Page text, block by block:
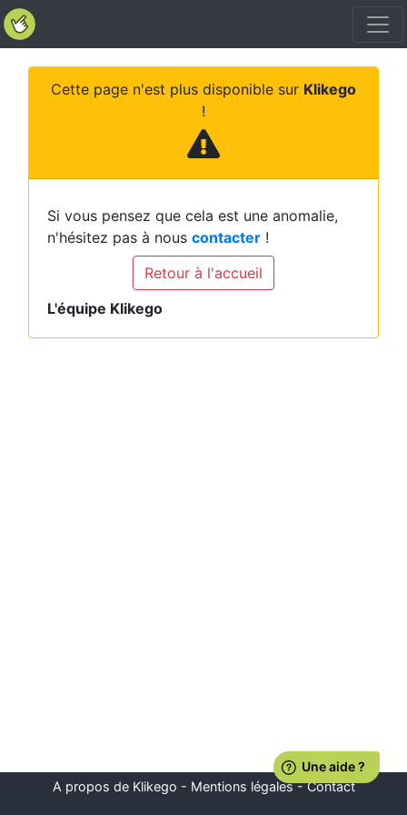
Cette page n'est plus disponible sur Klikego
!
Si vous pensez que cela est une anomalie,
n'hésitez pas à nous contacter !
Retour à l'accueil
L'équipe Klikego
A propos de Klikego - Mentions légales-Contact